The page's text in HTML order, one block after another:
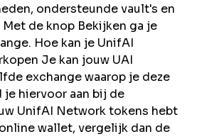
ondersteunde vault's en
de knop Bekijken ga je
Hoe kan je UnifAI
Je kan jouw UAI
exchange waarop je deze
hiervoor aan bij de
UnifAI Network tokens hebt
wallet, vergelijk dan de